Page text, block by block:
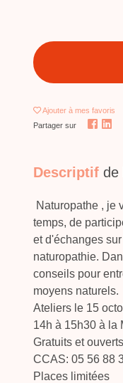
Ajouter à mes favoris
Partager sur
Descriptif de
Naturopathe , je
temps, de
et d'échanges
naturopathie.
conseils pour
moyens naturels.
Ateliers le 15
14h à 15h30 à la
Gratuits et
CCAS: 05 56 88
Places limitées